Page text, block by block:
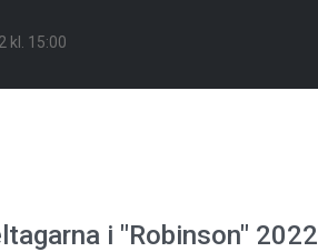
kl. 15:00
i "Robinson" 2022